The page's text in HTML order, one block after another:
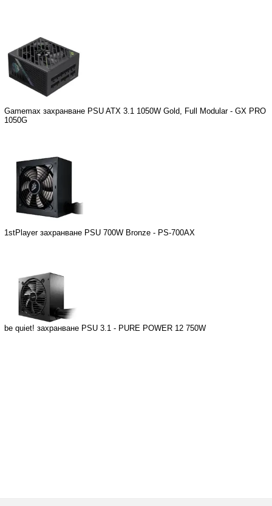
Gamemax захранване PSU ATX 3.1 1050W Gold, Full Modular - GX PRO
1050G
1stPlayer захранване PSU 700W Bronze - PS-700AX
be quiet! захранване PSU 3.1 - PURE POWER 12 750W